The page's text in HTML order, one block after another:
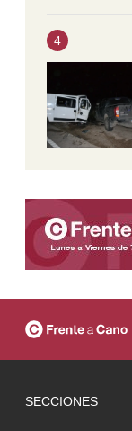
4
SECCIONES